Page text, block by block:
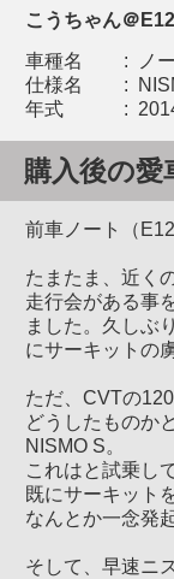
こうちゃん＠
車種名 :
ノ
仕様名
:
年式
:
購入後の愛
前車ノート（
たまたま、近く
走行会がある事
ました。久しぶ
にサーキットの
ただ、CVTの
どうしたものか
NISMO S。
これはと試乗し
既にサーキット
なんとか一念発
そして、早速ニ